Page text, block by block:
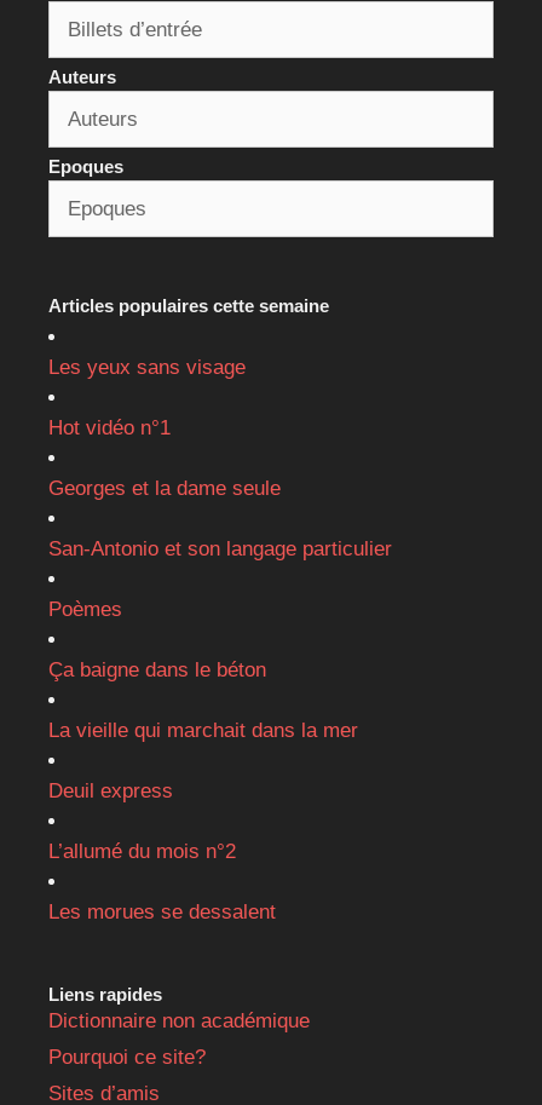
Auteurs
Epoques
Articles populaires cette semaine
Les yeux sans visage
Hot vidéo n°1
Georges et la dame seule
San-Antonio et son langage particulier
Poèmes
Ça baigne dans le béton
La vieille qui marchait dans la mer
Deuil express
L’allumé du mois n°2
Les morues se dessalent
Liens rapides
Dictionnaire non académique
Pourquoi ce site?
Sites d’amis